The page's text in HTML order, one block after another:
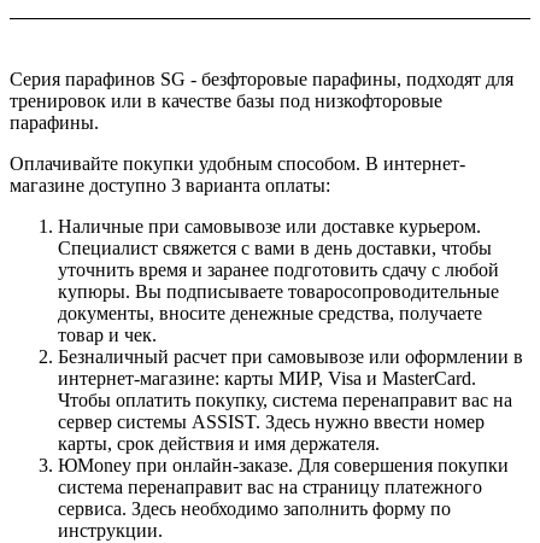
Серия парафинов SG - безфторовые парафины, подходят для
тренировок или в качестве базы под низкофторовые
парафины.
Оплачивайте покупки удобным способом. В интернет-
магазине доступно 3 варианта оплаты:
Наличные при самовывозе или доставке курьером.
Специалист свяжется с вами в день доставки, чтобы
уточнить время и заранее подготовить сдачу с любой
купюры. Вы подписываете товаросопроводительные
документы, вносите денежные средства, получаете
товар и чек.
Безналичный расчет при самовывозе или оформлении в
интернет-магазине: карты МИР, Visa и MasterCard.
Чтобы оплатить покупку, система перенаправит вас на
сервер системы ASSIST. Здесь нужно ввести номер
карты, срок действия и имя держателя.
ЮMoney при онлайн-заказе. Для совершения покупки
система перенаправит вас на страницу платежного
сервиса. Здесь необходимо заполнить форму по
инструкции.